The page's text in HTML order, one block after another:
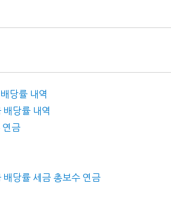
당률 내역
배당률 내역
연금
배당률 세금 총보수 연금